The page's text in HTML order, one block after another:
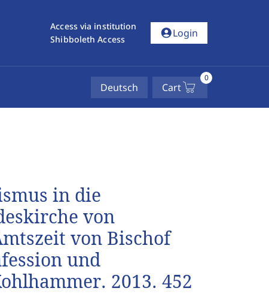
Access via institution
Shibboleth Access
account_circleLogin
Deutsch Cart
0
in die
von
von Bischof
und
2013. 452